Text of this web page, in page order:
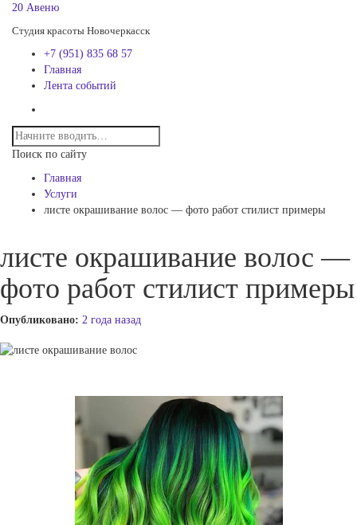
20 Авеню
Студия красоты Новочеркасск
+7 (951) 835 68 57
Главная
Лента событий
Поиск по сайту
Главная
Услуги
листе окрашивание волос — фото работ стилист примеры
листе окрашивание волос —
фото работ стилист примеры
Опубликовано: 2 года назад